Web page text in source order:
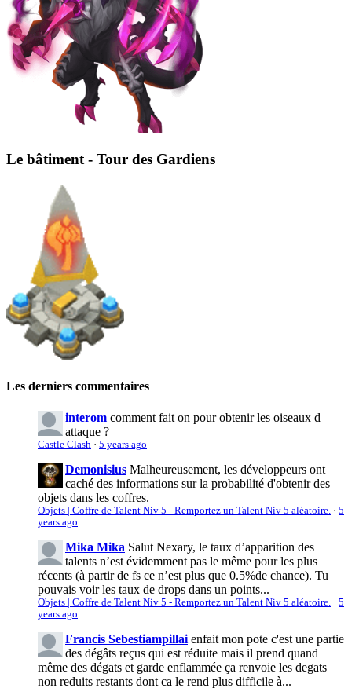
Le bâtiment - Tour des Gardiens
Les derniers commentaires
interom comment fait on pour obtenir les oiseaux d
attaque ?
Castle Clash · 5 years ago
Demonisius Malheureusement, les développeurs ont
caché des informations sur la probabilité d'obtenir des
objets dans les coffres.
Objets | Coffre de Talent Niv 5 - Remportez un Talent Niv 5 aléatoire. · 5
years ago
Mika Mika Salut Nexary, le taux d’apparition des
talents n’est évidemment pas le même pour les plus
récents (à partir de fs ce n’est plus que 0.5%de chance). Tu
pouvais voir les taux de drops dans un points...
Objets | Coffre de Talent Niv 5 - Remportez un Talent Niv 5 aléatoire. · 5
years ago
Francis Sebestiampillai enfait mon pote c'est une partie
des dégâts reçus qui est réduite mais il prend quand
même des dégats et garde enflammée ça renvoie les degats
non reduits restants dont ca le rend plus difficile à...